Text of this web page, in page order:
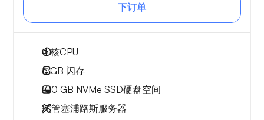
下订单
4核CPU
6 GB 闪存
100 GB NVMe SSD硬盘空间
托管塞浦路斯服务器